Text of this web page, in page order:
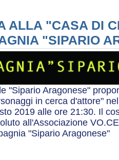
ALLA "CASA DI
"SIPARIO
"Sipario Aragonese"
in cerca d'attore"
2019 alle ore 21:30. Il
all'Associazione
"Sipario Aragonese"